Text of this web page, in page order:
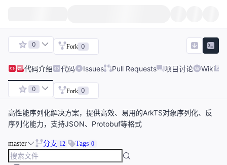
0 Fork 0
代码介绍 代码 Issues Pull Requests 项目讨论 Wiki
0 Fork 0
高性能序列化解决方案，提供高效、易用的ArkTS对象序列化、反
序列化能力，支持JSON、Protobuf等格式
master 分支 12 Tags 0